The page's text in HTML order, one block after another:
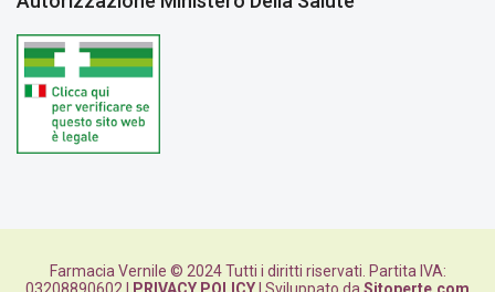
Farmacia Vernile © 2024 Tutti i diritti riservati. Partita IVA: